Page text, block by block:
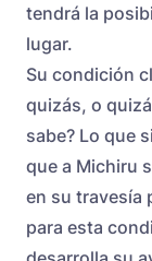
tendrá la
lugar.
Su condición
quizás, o
sabe? Lo que
que a Michiru
en su travesía
para esta